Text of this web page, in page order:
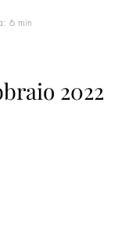
2022
6 min